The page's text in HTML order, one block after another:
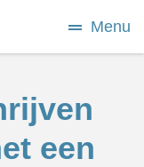
Menu
een